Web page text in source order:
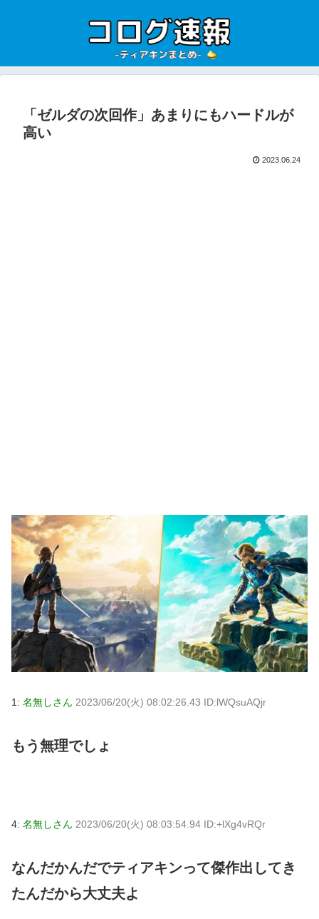
「ゼルダの次回作」あまりにもハードルが
高い
2023.06.24
1: 名無しさん 2023/06/20(火) 08:02:26.43 ID:lWQsuAQjr
もう無理でしょ
4: 名無しさん 2023/06/20(火) 08:03:54.94 ID:+lXg4vRQr
なんだかんだでティアキンって傑作出してき
たんだから大丈夫よ